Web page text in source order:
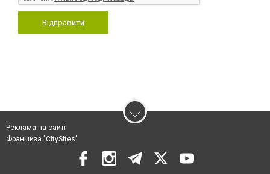
Відправити
Реклама на сайті
Франшиза "CitySites"